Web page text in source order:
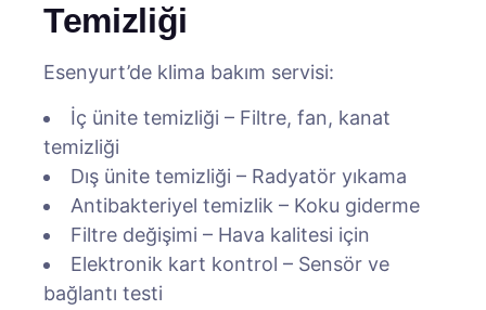
Temizliği
Esenyurt’de klima bakım servisi:
İç ünite temizliği – Filtre, fan, kanat
temizliği
Dış ünite temizliği – Radyatör yıkama
Antibakteriyel temizlik – Koku giderme
Filtre değişimi – Hava kalitesi için
Elektronik kart kontrol – Sensör ve
bağlantı testi